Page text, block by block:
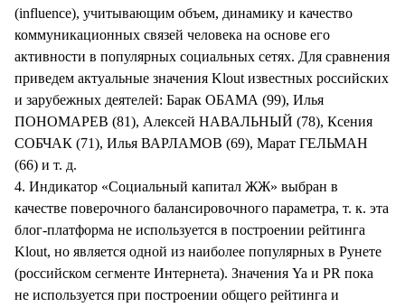
(influence), учитывающим объем, динамику и качество
коммуникационных связей человека на основе его
активности в популярных социальных сетях. Для сравнения
приведем актуальные значения Klout известных российских
и зарубежных деятелей: Барак ОБАМА (99), Илья
ПОНОМАРЕВ (81), Алексей НАВАЛЬНЫЙ (78), Ксения
СОБЧАК (71), Илья ВАРЛАМОВ (69), Марат ГЕЛЬМАН
(66) и т. д.
4. Индикатор «Социальный капитал ЖЖ» выбран в
качестве поверочного балансировочного параметра, т. к. эта
блог-платформа не используется в построении рейтинга
Klout, но является одной из наиболее популярных в Рунете
(российском сегменте Интернета). Значения Ya и PR пока
не используется при построении общего рейтинга и